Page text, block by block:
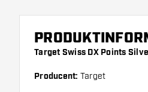
Target Swiss DX Points
Producent: Target